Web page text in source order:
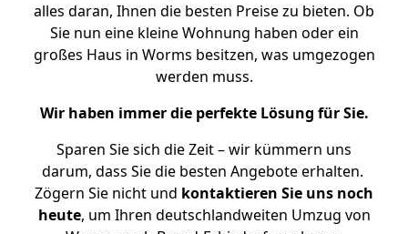
alles daran, Ihnen die besten Preise zu bieten. Ob
Sie nun eine kleine Wohnung haben oder ein
großes Haus in Worms besitzen, was umgezogen
werden muss.
Wir haben immer die perfekte Lösung für Sie.
Sparen Sie sich die Zeit – wir kümmern uns
darum, dass Sie die besten Angebote erhalten.
Zögern Sie nicht und kontaktieren Sie uns noch
heute, um Ihren deutschlandweiten Umzug von